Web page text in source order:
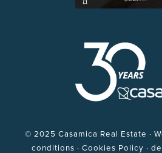
© 2025 Casamica Real Estate ·
conditions · Cookies Policy ·